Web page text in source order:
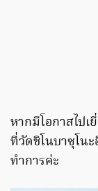
หากมีโอกาสไป
ที่วัดชิโนบาซุโนะ
ทำการค่ะ